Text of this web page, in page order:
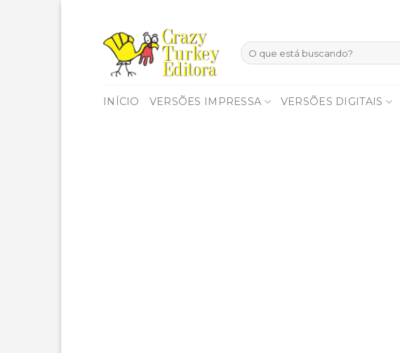
content
INÍCIO VERSÕES IMPRESSA VERSÕES DIGITAIS